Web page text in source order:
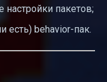
настройки пакетов;
есть) behavior-пак.